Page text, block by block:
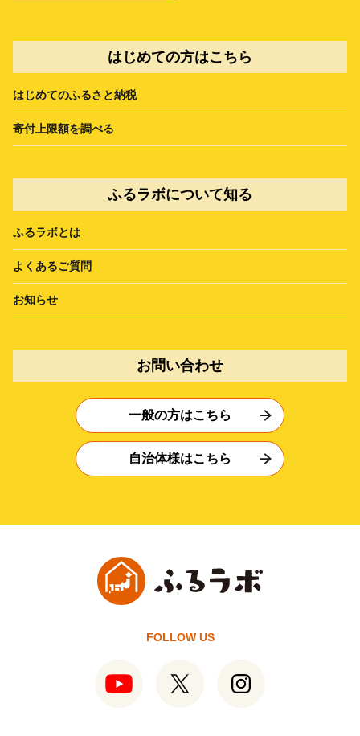
はじめての方はこちら
はじめてのふるさと納税
寄付上限額を調べる
ふるラボについて知る
ふるラボとは
よくあるご質問
お知らせ
お問い合わせ
一般の方はこちら
自治体様はこちら
FOLLOW US